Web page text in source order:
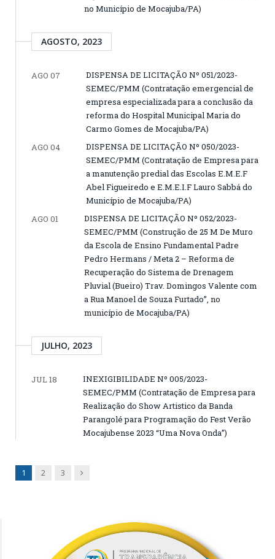
no Município de Mocajuba/PA)
AGOSTO, 2023
AGO 07
DISPENSA DE LICITAÇÃO Nº 051/2023-
SEMEC/PMM (Contratação emergencial de
empresa especializada para a conclusão da
reforma do Hospital Municipal Maria do
Carmo Gomes de Mocajuba/PA)
AGO 04
DISPENSA DE LICITAÇÃO Nº 050/2023-
SEMEC/PMM (Contratação de Empresa para
a manutenção predial das Escolas E.M.E.F
Abel Figueiredo e E.M.E.I.F Lauro Sabbá do
Município de Mocajuba/PA)
AGO 01
DISPENSA DE LICITAÇÃO Nº 052/2023-
SEMEC/PMM (Construção de 25 M De Muro
da Escola de Ensino Fundamental Padre
Pedro Hermans / Meta 2 – Reforma de
Recuperação do Sistema de Drenagem
Pluvial (Bueiro) Trav. Domingos Valente com
a Rua Manoel de Souza Furtado”, no
município de Mocajuba/PA)
JULHO, 2023
JUL 18
INEXIGIBILIDADE Nº 005/2023-
SEMEC/PMM (Contratação de Empresa para
Realização do Show Artistico da Banda
Parangolé para Programação do Fest Verão
Mocajubense 2023 “Uma Nova Onda”)
1 2 3 Next